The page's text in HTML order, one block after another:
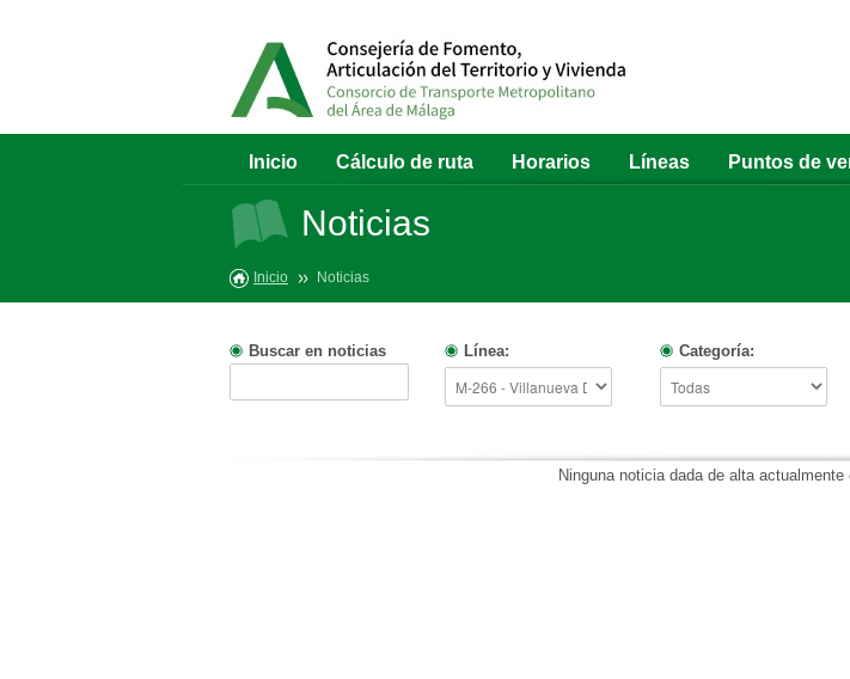
Inicio Cálculo de ruta Horarios Líneas Puntos de
Noticias
Inicio Noticias
Buscar en noticias Línea: Categoría:
Ninguna noticia dada de alta